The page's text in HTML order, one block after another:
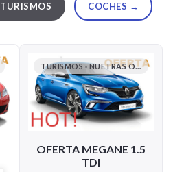
TURISMOS COCHES →
TURISMOS · NUETRAS OFERTAS EN TURISMOS
OFERTA MEGANE 1.5
TDI